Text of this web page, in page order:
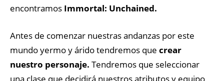
encontramos Immortal: Unchained.
Antes de comenzar nuestras andanzas por este
mundo yermo y árido tendremos que crear
nuestro personaje. Tendremos que seleccionar